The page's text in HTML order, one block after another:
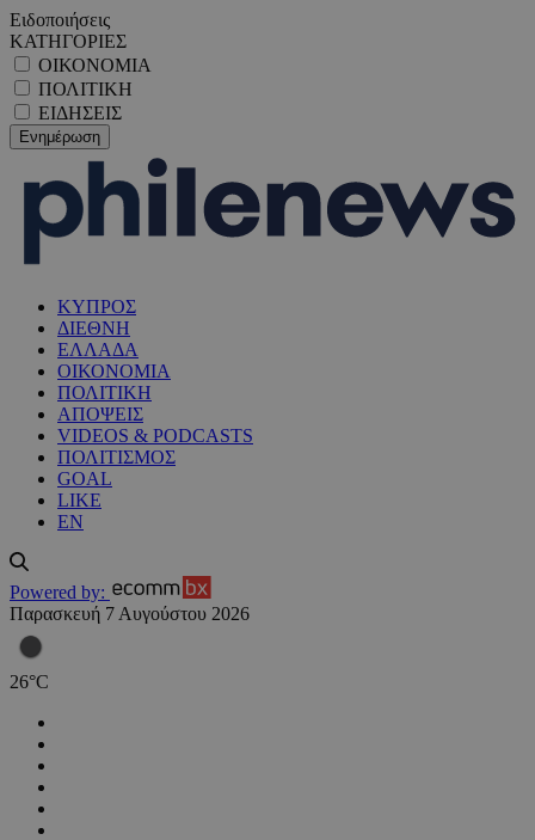
Ειδοποιήσεις
ΚΑΤΗΓΟΡΙΕΣ
ΟΙΚΟΝΟΜΙΑ
ΠΟΛΙΤΙΚΗ
ΕΙΔΗΣΕΙΣ
ΚΥΠΡΟΣ
ΔΙΕΘΝΗ
ΕΛΛΑΔΑ
ΟΙΚΟΝΟΜΙΑ
ΠΟΛΙΤΙΚΗ
ΑΠΟΨΕΙΣ
VIDEOS & PODCASTS
ΠΟΛΙΤΙΣΜΟΣ
GOAL
LIKE
EN
Powered by:
Παρασκευή 7 Αυγούστου 2026
26°C